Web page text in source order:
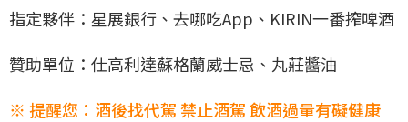
指定夥伴：星展銀行、去哪吃App、KIRIN一番搾啤酒
贊助單位：仕高利達蘇格蘭威士忌、丸莊醬油
※ 提醒您：酒後找代駕 禁止酒駕 飲酒過量有礙健康